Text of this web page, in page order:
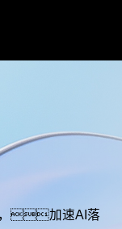
，加速AI落